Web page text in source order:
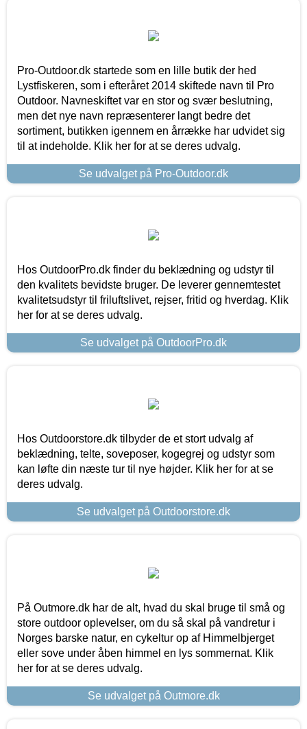
Pro-Outdoor.dk startede som en lille butik der hed
Lystfiskeren, som i efteråret 2014 skiftede navn til Pro
Outdoor. Navneskiftet var en stor og svær beslutning,
men det nye navn repræsenterer langt bedre det
sortiment, butikken igennem en årrække har udvidet sig
til at indeholde. Klik her for at se deres udvalg.
Se udvalget på Pro-Outdoor.dk
Hos OutdoorPro.dk finder du beklædning og udstyr til
den kvalitets bevidste bruger. De leverer gennemtestet
kvalitetsudstyr til friluftslivet, rejser, fritid og hverdag. Klik
her for at se deres udvalg.
Se udvalget på OutdoorPro.dk
Hos Outdoorstore.dk tilbyder de et stort udvalg af
beklædning, telte, soveposer, kogegrej og udstyr som
kan løfte din næste tur til nye højder. Klik her for at se
deres udvalg.
Se udvalget på Outdoorstore.dk
På Outmore.dk har de alt, hvad du skal bruge til små og
store outdoor oplevelser, om du så skal på vandretur i
Norges barske natur, en cykeltur op af Himmelbjerget
eller sove under åben himmel en lys sommernat. Klik
her for at se deres udvalg.
Se udvalget på Outmore.dk